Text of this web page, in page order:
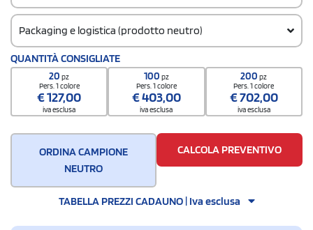
Packaging e logistica (prodotto neutro)
Quantità per scatola
20
QUANTITÀ CONSIGLIATE
20pz
Pers. 1 colore
€127,00
iva esclusa
100 pz
Pers. 1 colore
€403,00
iva esclusa
200pz
Pers. 1 colore
€702,00
iva esclusa
ORDINA CAMPIONE
NEUTRO
CALCOLA PREVENTIVO
TABELLA PREZZI CADAUNO | Iva esclusa